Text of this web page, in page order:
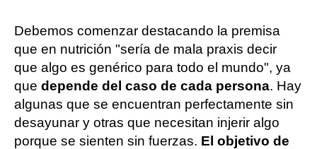
Debemos comenzar destacando la premisa
que en nutrición "sería de mala praxis decir
que algo es genérico para todo el mundo", ya
que depende del caso de cada persona. Hay
algunas que se encuentran perfectamente sin
desayunar y otras que necesitan injerir algo
porque se sienten sin fuerzas. El objetivo de